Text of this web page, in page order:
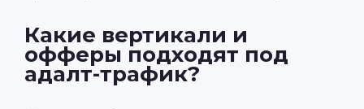
Какие вертикали и
офферы подходят под
адалт-трафик?